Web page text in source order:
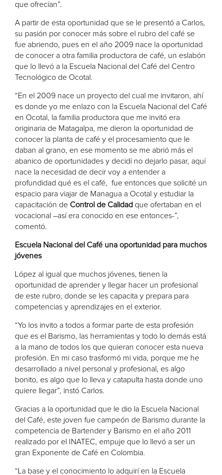
que ofrecían”.
A partir de esta oportunidad que se le presentó a Carlos,
su pasión por conocer más sobre el rubro del café se
fue abriendo, pues en el año 2009 nace la oportunidad
de conocer a otra familia productora de café, un eslabón
que lo llevó a la Escuela Nacional del Café del Centro
Tecnológico de Ocotal.
“En el 2009 nace un proyecto del cual me invitaron, ahí
es donde yo me enlazo con la Escuela Nacional del Café
en Ocotal, la familia productora que me invitó era
originaria de Matagalpa, me dieron la oportunidad de
conocer la planta de café y el procesamiento que le
daban al grano, en ese momento se me abrió más el
abanico de oportunidades y decidí no dejarlo pasar, aquí
nace la necesidad de decir voy a entender a
profundidad qué es el café, fue entonces que solicité un
espacio para viajar de Managua a Ocotal y estudiar la
capacitación de Control de Calidad que ofertaban en el
vocacional –así era conocido en ese entonces-”,
comentó.
Escuela Nacional del Café una oportunidad para muchos
jóvenes
López al igual que muchos jóvenes, tienen la
oportunidad de aprender y llegar hacer un profesional
de este rubro, donde se les capacita y prepara para
competencias y aprendizajes en el exterior.
“Yo los invito a todos a formar parte de esta profesión
que es el Barismo, las herramientas y todo lo demás está
a la mano de todos los que quieran conocer esta nueva
profesión. En mi caso trasformó mi vida, porque me he
desarrollado a nivel personal y profesional, es algo
bonito, es algo que lo lleva y catapulta hasta donde uno
quiere llegar”, instó Carlos.
Gracias a la oportunidad que le dio la Escuela Nacional
del Café, este joven fue campeón de Barismo durante la
competencia de Bartender y Barismo en el año 2011
realizado por el INATEC, empuje que lo llevó a ser un
gran Exponente de Café en Colombia.
“La base y el conocimiento lo adquirí en la Escuela